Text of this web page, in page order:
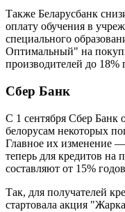
Также Беларусбанк
оплату обучения в
специального
Оптимальный" на
производителей до 18%
Сбер Банк
С 1 сентября Сбер Банк
белорусам некоторых
Главное их изменение
теперь для кредитов на
составляют от 15%
Так, для получателей
стартовала акция